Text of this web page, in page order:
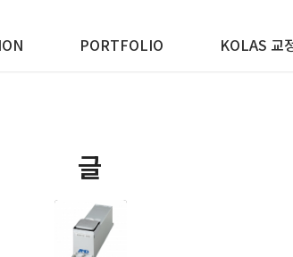
PORTFOLIO KOLAS 교
글